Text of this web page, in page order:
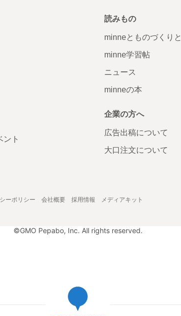
ント
読みもの
minneとものづくりと
minne学習帖
ニュース
minneの本
企業の方へ
広告出稿について
大口注文について
ーポリシー 会社概要 採用情報 メディアキット
©GMO Pepabo, Inc. All rights reserved.